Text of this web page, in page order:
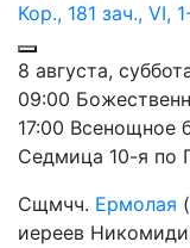
Кор., 181 зач., VI,
8 августа,
09:00
17:00 Всенощное
Седмица 10-я по
Сщмчч. Ермолая (
иереев